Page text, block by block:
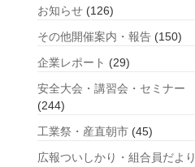
お知らせ (126)
その他開催案内・報告 (150)
企業レポート (29)
安全大会・講習会・セミナー
(244)
工業祭・産直朝市 (45)
広報ついしかり・組合員だより